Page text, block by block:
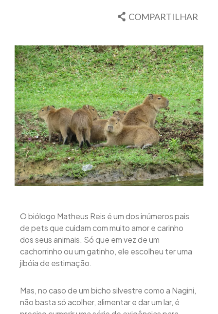
COMPARTILHAR
O biólogo Matheus Reis é um dos inúmeros pais
de pets que cuidam com muito amor e carinho
dos seus animais. Só que em vez de um
cachorrinho ou um gatinho, ele escolheu ter uma
jibóia de estimação.
Mas, no caso de um bicho silvestre como a Nagini,
não basta só acolher, alimentar e dar um lar, é